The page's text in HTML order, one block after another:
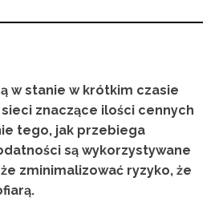
w stanie w krótkim czasie
znaczące ilości cennych
tego, jak przebiega
są wykorzystywane
zminimalizować ryzyko, że